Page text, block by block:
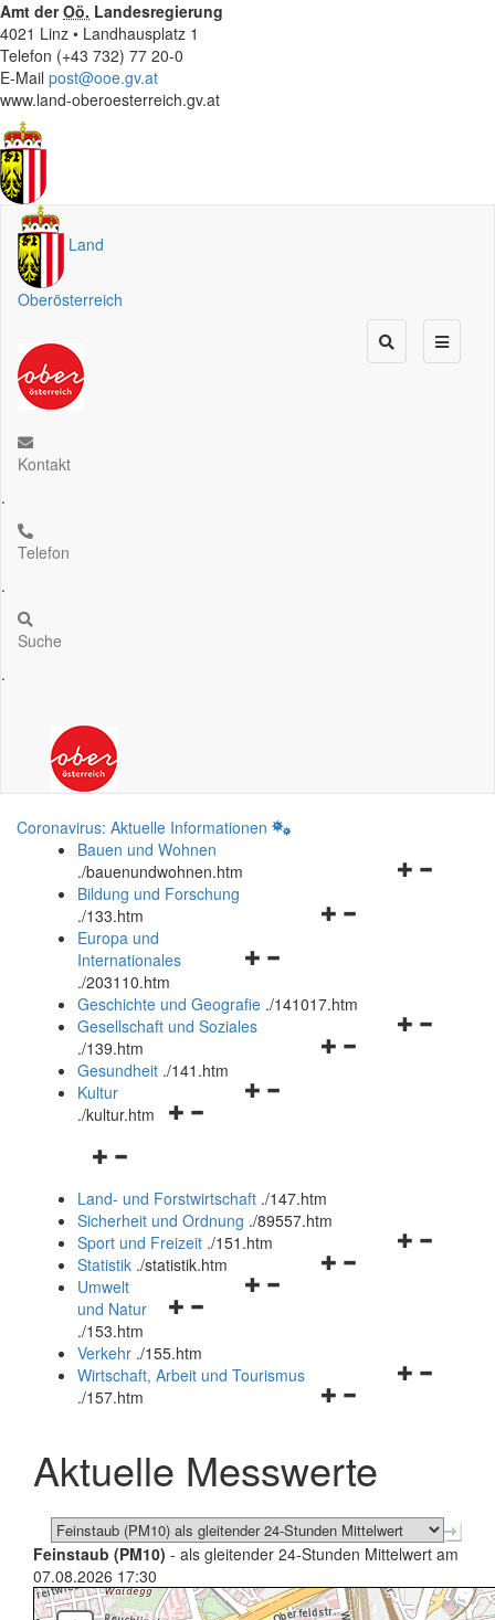
Amt derOö. Landesregierung
4021 Linz • Landhausplatz 1
Telefon (+43 732) 77 20-0
E-Mail post@ooe.gv.at
www.land-oberoesterreich.gv.at
Land
Oberösterreich
Kontakt
.
Telefon
.
Suche
.
Coronavirus: Aktuelle Informationen
Bauen und Wohnen
./bauenundwohnen.htm
Navigationsmenü
Bildung und Forschung
./133.htm
Navigationsmenü
und
schließen
Europa und
Internationales
./203110.htm
Geschichte und Geografie ./141017.htm
Navigationsmenü
Gesellschaft und Soziales
./139.htm
Navigationsmenü
Gesundheit ./141.htm
Navigationsmenü
Kultur
./kultur.htm
Navigationsmenü
und
schließen
Land- und Forstwirtschaft ./147.htm
Sicherheit und Ordnung ./89557.htm
Navigationsmenü
Sport und Freizeit ./151.htm
Navigationsmenü
Statistik ./statistik.htm
Navigationsmenü
und
schließen
Umwelt
und Natur
./153.htm
Verkehr ./155.htm
Navigationsmenü
schließen
Wirtschaft, Arbeit und Tourismus
./157.htm
Aktuelle Messwerte
Feinstaub (PM10) - als gleitender 24-Stunden Mittelwert am
07.08.2026 17:30